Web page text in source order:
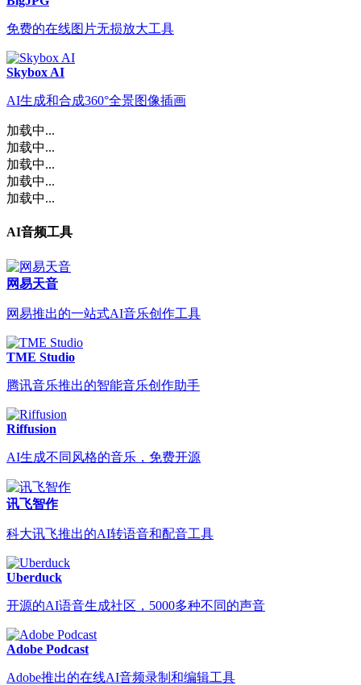
免费的在线图片无损放大工具
Skybox AI
AI生成和合成360°全景图像插画
加载中...
加载中...
加载中...
加载中...
加载中...
AI音频工具
网易天音
网易推出的一站式AI音乐创作工具
TME Studio
腾讯音乐推出的智能音乐创作助手
Riffusion
AI生成不同风格的音乐，免费开源
讯飞智作
科大讯飞推出的AI转语音和配音工具
Uberduck
开源的AI语音生成社区，5000多种不同的声音
Adobe Podcast
Adobe推出的在线AI音频录制和编辑工具